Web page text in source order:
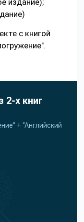
издание);
с книгой
2-х книг
+ "Английский